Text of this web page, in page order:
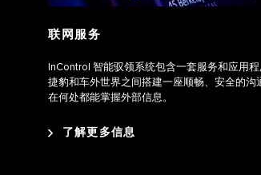
联网服务
InControl 智能驭领系统包含一套服务和应用
捷豹和车外世界之间搭建一座顺畅、安全的沟
在何处都能掌握外部信息。
了解更多信息